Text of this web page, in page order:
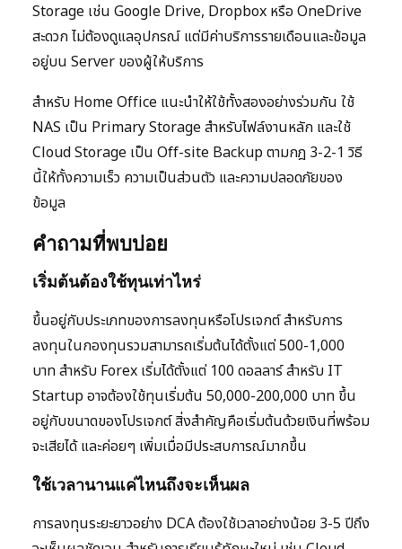
Storage เช่น Google Drive, Dropbox หรือ OneDrive
สะดวก ไม่ต้องดูแลอุปกรณ์ แต่มีค่าบริการรายเดือนและข้อมูล
อยู่บน Server ของผู้ให้บริการ
สำหรับ Home Office แนะนำให้ใช้ทั้งสองอย่างร่วมกัน ใช้
NAS เป็น Primary Storage สำหรับไฟล์งานหลัก และใช้
Cloud Storage เป็น Off-site Backup ตามกฎ 3-2-1 วิธี
นี้ให้ทั้งความเร็ว ความเป็นส่วนตัว และความปลอดภัยของ
ข้อมูล
คำถามที่พบบ่อย
เริ่มต้นต้องใช้ทุนเท่าไหร่
ขึ้นอยู่กับประเภทของการลงทุนหรือโปรเจกต์ สำหรับการ
ลงทุนในกองทุนรวมสามารถเริ่มต้นได้ตั้งแต่ 500-1,000
บาท สำหรับ Forex เริ่มได้ตั้งแต่ 100 ดอลลาร์ สำหรับ IT
Startup อาจต้องใช้ทุนเริ่มต้น 50,000-200,000 บาท ขึ้น
อยู่กับขนาดของโปรเจกต์ สิ่งสำคัญคือเริ่มต้นด้วยเงินที่พร้อม
จะเสียได้ และค่อยๆ เพิ่มเมื่อมีประสบการณ์มากขึ้น
ใช้เวลานานแค่ไหนถึงจะเห็นผล
การลงทุนระยะยาวอย่าง DCA ต้องใช้เวลาอย่างน้อย 3-5 ปีถึง